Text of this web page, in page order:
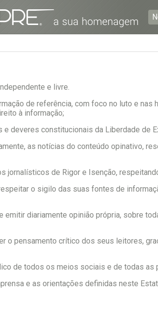
e livre.
de referência, com foco no luto e nas
à informação;
deveres constitucionais da Liberdade de
as notícias do conteúdo opinativo,
jornalísticos de Rigor e Isenção,
o sigilo das suas fontes de
emitir diariamente opinião própria, sobre
o pensamento crítico dos seus leitores,
de todos os meios sociais e de todas as
e as orientações definidas neste